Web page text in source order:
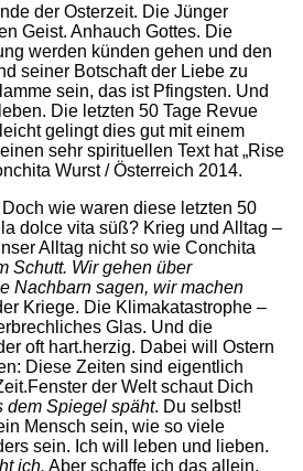
der Osterzeit. Die Jünger
Geist. Anhauch Gottes. Die
werden künden gehen und den
seiner Botschaft der Liebe zu
sein, das ist Pfingsten. Und
Die letzten 50 Tage Revue
gelingt dies gut mit einem
sehr spirituellen Text hat „Rise
Wurst / Österreich 2014.
wie waren diese letzten 50
dolce vita süß? Krieg und Alltag –
Alltag nicht so wie Conchita
Schutt. Wir gehen über
Nachbarn sagen, wir machen
Kriege. Die Klimakatastrophe –
Glas. Und die
oft hart.herzig. Dabei will Ostern
Diese Zeiten sind eigentlich
der Welt schaut Dich
dem Spiegel späht. Du selbst!
Mensch sein, wie so viele
sein. Ich will leben und lieben.
ich. Aber schaffe ich das allein,